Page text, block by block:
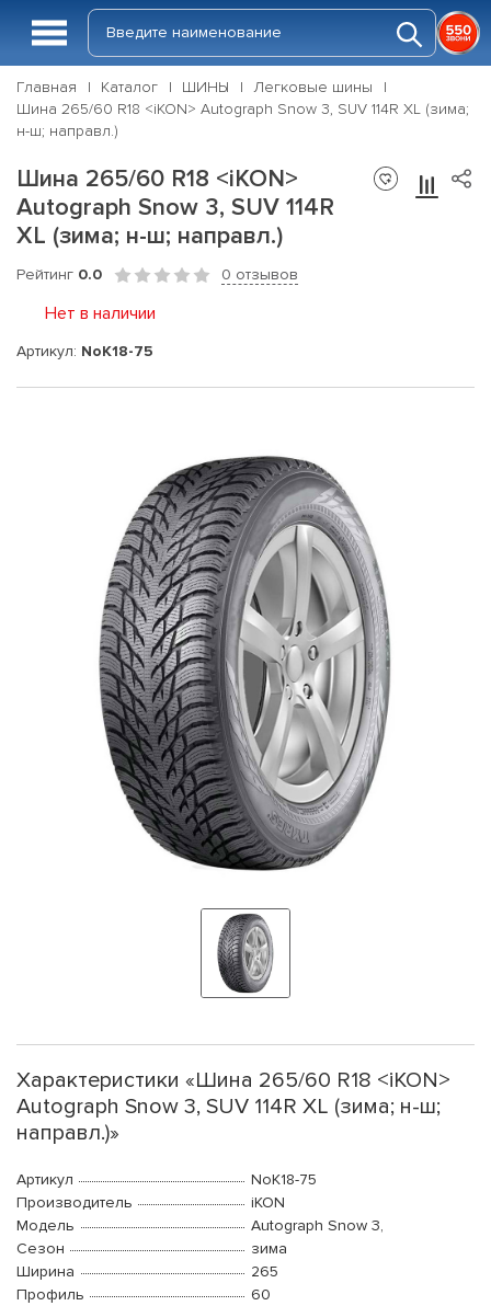
Главная Каталог ШИНЫ
Легковые шины
Шина 265/60 R18 <iKON> Autograph Snow 3, SUV 114R XL (зима;
н-ш; направл.)
Шина 265/60 R18 <iKON>
Autograph Snow 3, SUV 114R
XL (зима; н-ш; направл.)
Рейтинг 0.0 0 отзывов
Нет в наличии
Артикул: NoK18-75
Характеристики «Шина 265/60 R18 <iKON>
Autograph Snow 3, SUV 114R XL (зима; н-ш;
направл.)»
Артикул
NoK18-75
Производитель
iKON
Модель
Autograph Snow 3,
Сезон
зима
Ширина
265
Профиль
60